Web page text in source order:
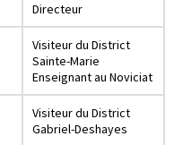
Directeur
Visiteur du District
Sainte-Marie
Enseignant au Noviciat
Visiteur du District
Gabriel-Deshayes